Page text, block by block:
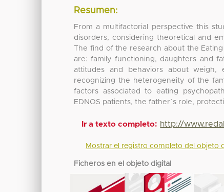
Resumen:
From a multifactorial perspective this
disorders, considering theoretical and
The find of the research about the
are: family functioning, daughters and
attitudes and behaviors about
recognizing the heterogeneity of the
factors associated to eating
EDNOS patients, the father´s role,
Ir a texto completo: http://
Mostrar el registro completo del objeto
Ficheros en el objeto digital